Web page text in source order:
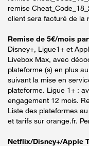
remise
client sera facturé de la
Remise de 5€/mois
Disney+, Ligue1+ et
Livebox Max, avec
plateforme (s) en plus
suivant la mise en
plateforme. Ligue 1+ :
engagement 12 mois.
Liste des plateformes
et tarifs sur orange.fr.
Netflix/Disney+/Apple